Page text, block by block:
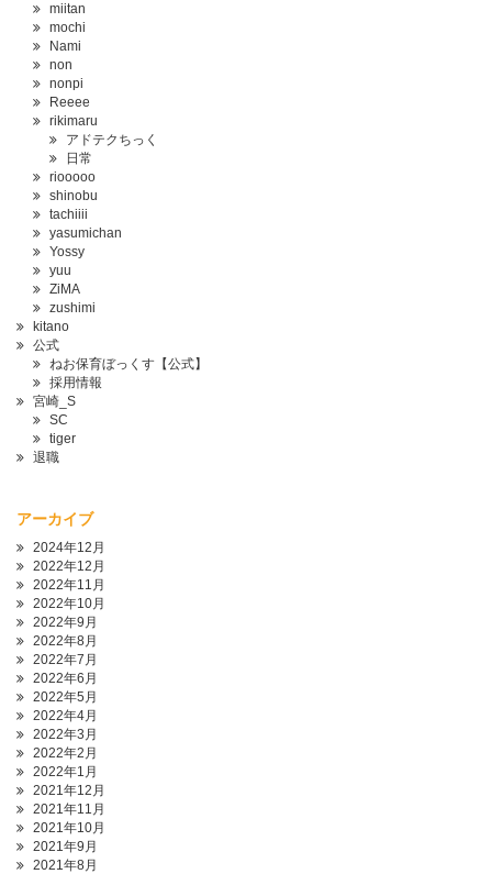
miitan
mochi
Nami
non
nonpi
Reeee
rikimaru
アドテクちっく
日常
riooooo
shinobu
tachiiii
yasumichan
Yossy
yuu
ZiMA
zushimi
kitano
公式
ねお保育ぼっくす【公式】
採用情報
宮崎_S
SC
tiger
退職
アーカイブ
2024年12月
2022年12月
2022年11月
2022年10月
2022年9月
2022年8月
2022年7月
2022年6月
2022年5月
2022年4月
2022年3月
2022年2月
2022年1月
2021年12月
2021年11月
2021年10月
2021年9月
2021年8月